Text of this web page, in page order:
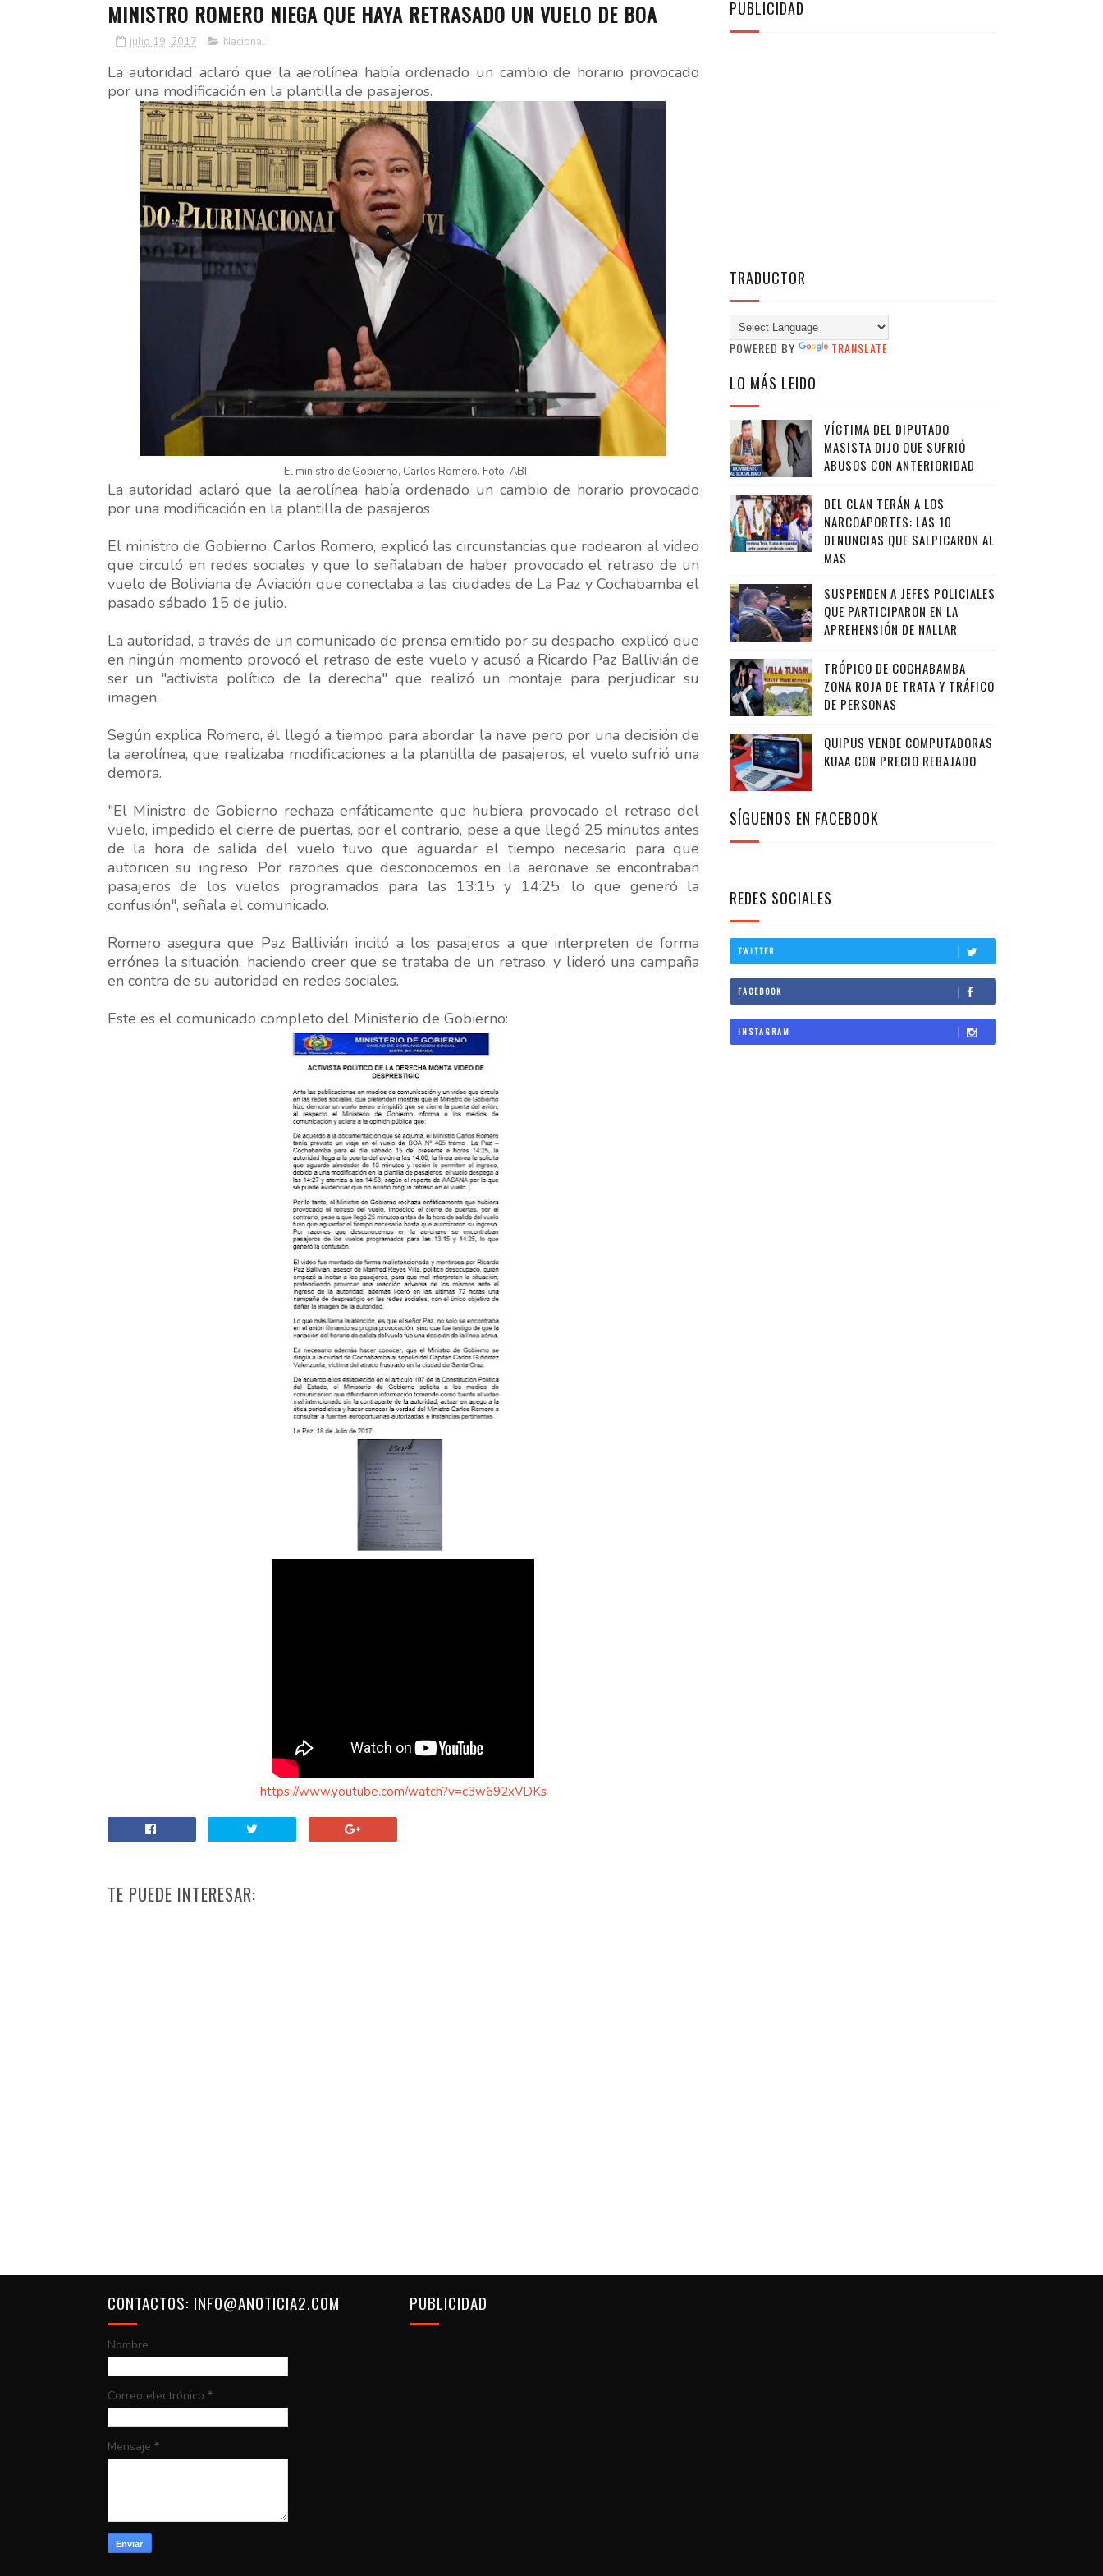
MINISTRO ROMERO NIEGA QUE HAYA RETRASADO UN VUELO DE BOA
julio 19, 2017 Nacional
La autoridad aclaró que la aerolínea había ordenado un cambio de horario provocado
por una modificación en la plantilla de pasajeros.
El ministro de Gobierno, Carlos Romero. Foto: ABI
La autoridad aclaró que la aerolínea había ordenado un cambio de horario provocado
por una modificación en la plantilla de pasajeros
El ministro de Gobierno, Carlos Romero, explicó las circunstancias que rodearon al video
que circuló en redes sociales y que lo señalaban de haber provocado el retraso de un
vuelo de Boliviana de Aviación que conectaba a las ciudades de La Paz y Cochabamba el
pasado sábado 15 de julio.
La autoridad, a través de un comunicado de prensa emitido por su despacho, explicó que
en ningún momento provocó el retraso de este vuelo y acusó a Ricardo Paz Ballivián de
ser un "activista político de la derecha" que realizó un montaje para perjudicar su
imagen.
Según explica Romero, él llegó a tiempo para abordar la nave pero por una decisión de
la aerolínea, que realizaba modificaciones a la plantilla de pasajeros, el vuelo sufrió una
demora.
"El Ministro de Gobierno rechaza enfáticamente que hubiera provocado el retraso del
vuelo, impedido el cierre de puertas, por el contrario, pese a que llegó 25 minutos antes
de la hora de salida del vuelo tuvo que aguardar el tiempo necesario para que
autoricen su ingreso. Por razones que desconocemos en la aeronave se encontraban
pasajeros de los vuelos programados para las 13:15 y 14:25, lo que generó la
confusión", señala el comunicado.
Romero asegura que Paz Ballivián incitó a los pasajeros a que interpreten de forma
errónea la situación, haciendo creer que se trataba de un retraso, y lideró una campaña
en contra de su autoridad en redes sociales.
Este es el comunicado completo del Ministerio de Gobierno:
https://www.youtube.com/watch?v=c3w692xVDKs
TE PUEDE INTERESAR:
PUBLICIDAD
TRADUCTOR
POWERED BY TRANSLATE
LO MÁS LEIDO
VÍCTIMA DEL DIPUTADO
MASISTA DIJO QUE SUFRIÓ
ABUSOS CON ANTERIORIDAD
DEL CLAN TERÁN A LOS
NARCOAPORTES: LAS 10
DENUNCIAS QUE SALPICARON AL
MAS
SUSPENDEN A JEFES POLICIALES
QUE PARTICIPARON EN LA
APREHENSIÓN DE NALLAR
TRÓPICO DE COCHABAMBA
ZONA ROJA DE TRATA Y TRÁFICO
DE PERSONAS
QUIPUS VENDE COMPUTADORAS
KUAA CON PRECIO REBAJADO
SÍGUENOS EN FACEBOOK
REDES SOCIALES
TWITTER
FACEBOOK
INSTAGRAM
CONTACTOS: INFO@ANOTICIA2.COM
Nombre
Correo electrónico *
Mensaje *
PUBLICIDAD